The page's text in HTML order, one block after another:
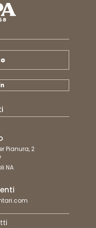
Pianura, 2
NA